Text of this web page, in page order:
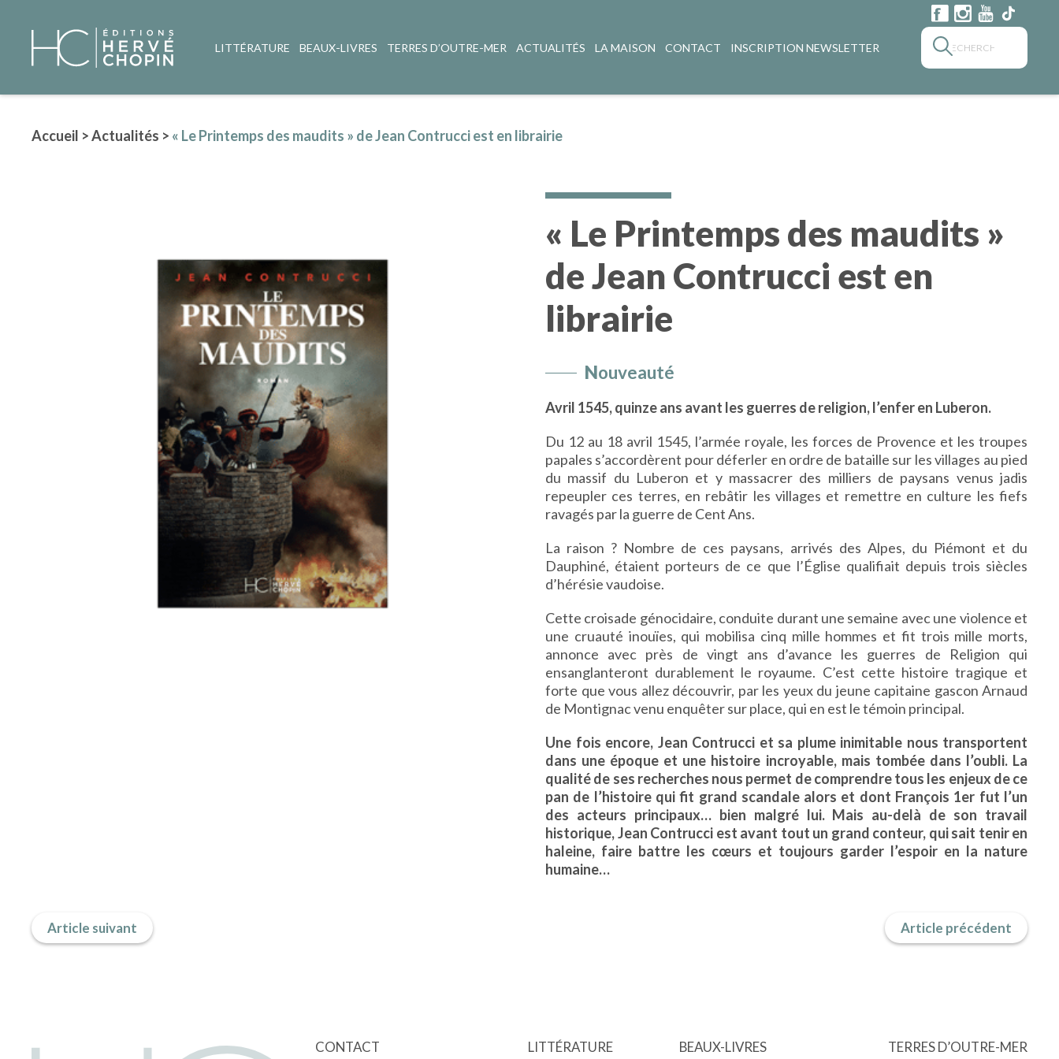
LITTÉRATURE BEAUX-LIVRES TERRES D’OUTRE-MER ACTUALITÉS LA MAISON CONTACT INSCRIPTION NEWSLETTER
Accueil >Actualités > « Le Printemps des maudits » de Jean Contrucci est en librairie
« Le Printemps des maudits »
de Jean Contrucci est en
librairie
Nouveauté
Avril 1545, quinze ans avant les guerres de religion, l’enfer en Luberon.
Du 12 au 18 avril 1545, l’armée royale, les forces de Provence et les troupes
papales s’accordèrent pour déferler en ordre de bataille sur les villages au pied
du massif du Luberon et y massacrer des milliers de paysans venus jadis
repeupler ces terres, en rebâtir les villages et remettre en culture les fiefs
ravagés par la guerre de Cent Ans.
La raison ? Nombre de ces paysans, arrivés des Alpes, du Piémont et du
Dauphiné, étaient porteurs de ce que l’Église qualifiait depuis trois siècles
d’hérésie vaudoise.
Cette croisade génocidaire, conduite durant une semaine avec une violence et
une cruauté inouïes, qui mobilisa cinq mille hommes et fit trois mille morts,
annonce avec près de vingt ans d’avance les guerres de Religion qui
ensanglanteront durablement le royaume. C’est cette histoire tragique et
forte que vous allez découvrir, par les yeux du jeune capitaine gascon Arnaud
de Montignac venu enquêter sur place, qui en est le témoin principal.
Une fois encore, Jean Contrucci et sa plume inimitable nous transportent
dans une époque et une histoire incroyable, mais tombée dans l’oubli. La
qualité de ses recherches nous permet de comprendre tous les enjeux de ce
pan de l’histoire qui fit grand scandale alors et dont François 1er fut l’un
des acteurs principaux… bien malgré lui. Mais au-delà de son travail
historique, Jean Contrucci est avant tout un grand conteur, qui sait tenir en
haleine, faire battre les cœurs et toujours garder l’espoir en la nature
humaine…
Article suivant Article précédent
CONTACT LITTÉRATURE BEAUX-LIVRES TERRES D’OUTRE-MER